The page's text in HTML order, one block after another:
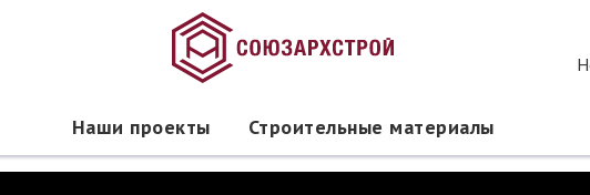
Наши проекты Строительные материалы